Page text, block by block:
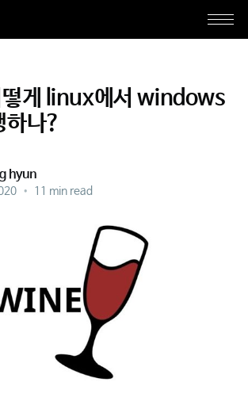
게 linux에서 windows
하나?
hyun
• 11 min read